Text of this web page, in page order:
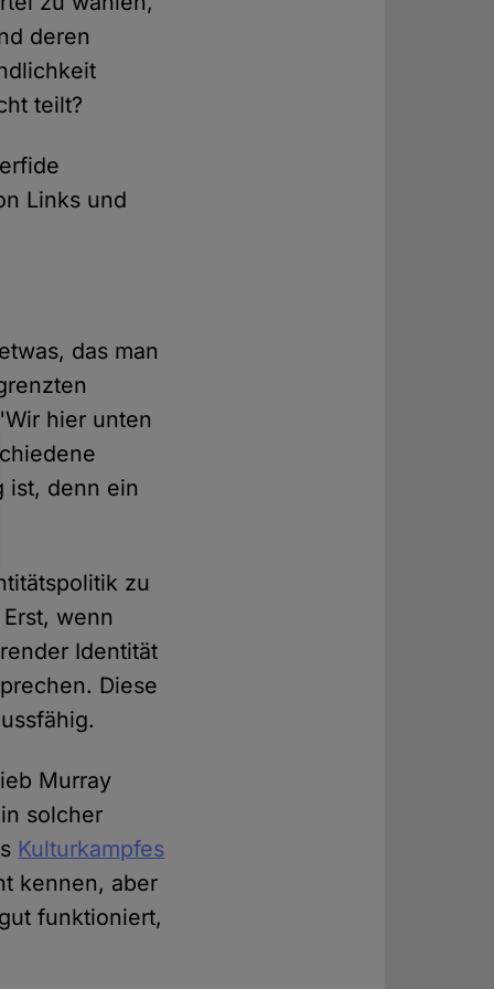
deren
teilt?
Links und
das man
hier unten
ist, denn ein
zu
wenn
Identität
Diese
Murray
solcher
Kulturkampfes
kennen, aber
funktioniert,